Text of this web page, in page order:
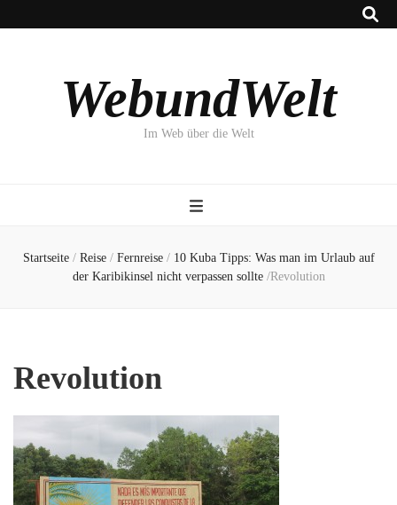
WebundWelt
Im Web über die Welt
Startseite / Reise / Fernreise / 10 Kuba Tipps: Was man im Urlaub auf
der Karibikinsel nicht verpassen sollte /Revolution
Revolution